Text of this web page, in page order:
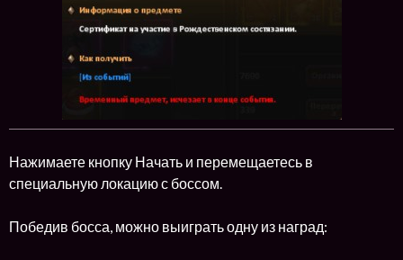
Нажимаете кнопку Начать и перемещаетесь в
специальную локацию с боссом.
Победив босса, можно выиграть одну из наград: